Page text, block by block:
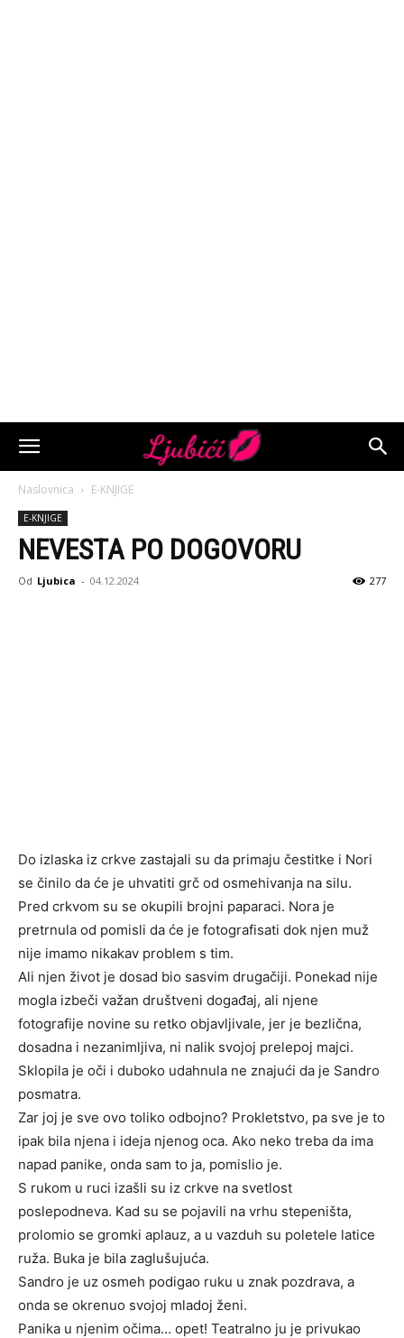
Naslovnica E-KNJIGE
E-KNJIGE
NEVESTA PO DOGOVORU
Od Ljubica - 04.12.2024 277
Do izlaska iz crkve zastajali su da primaju čestitke i Nori
se činilo da će je uhvatiti grč od osmehivanja na silu.
Pred crkvom su se okupili brojni paparaci. Nora je
pretrnula od pomisli da će je fotografisati dok njen muž
nije imamo nikakav problem s tim.
Ali njen život je dosad bio sasvim drugačiji. Ponekad nije
mogla izbeči važan društveni događaj, ali njene
fotografije novine su retko objavljivale, jer je bezlična,
dosadna i nezanimljiva, ni nalik svojoj prelepoj majci.
Sklopila je oči i duboko udahnula ne znajući da je Sandro
posmatra.
Zar joj je sve ovo toliko odbojno? Prokletstvo, pa sve je to
ipak bila njena i ideja njenog oca. Ako neko treba da ima
napad panike, onda sam to ja, pomislio je.
S rukom u ruci izašli su iz crkve na svetlost
poslepodneva. Kad su se pojavili na vrhu stepeništa,
prolomio se gromki aplauz, a u vazduh su poletele latice
ruža. Buka je bila zaglušujuća.
Sandro je uz osmeh podigao ruku u znak pozdrava, a
onda se okrenuo svojoj mladoj ženi.
Panika u njenim očima… opet! Teatralno ju je privukao